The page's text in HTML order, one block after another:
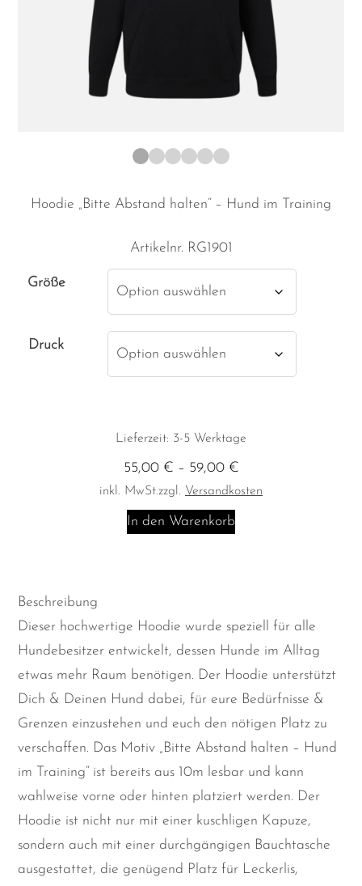
1 2 3 4 5 6
Hoodie „Bitte Abstand halten“ – Hund im Training
Artikelnr. RG1901
Größe
Druck
Lieferzeit: 3-5 Werktage
55,00 € – 59,00 €
inkl. MwSt.zzgl. Versandkosten
halten"
-
Hund
Training
Menge
In den Warenkorb
Beschreibung
Dieser hochwertige Hoodie wurde speziell für alle
Hundebesitzer entwickelt, dessen Hunde im Alltag
etwas mehr Raum benötigen. Der Hoodie unterstützt
Dich & Deinen Hund dabei, für eure Bedürfnisse &
Grenzen einzustehen und euch den nötigen Platz zu
verschaffen. Das Motiv „Bitte Abstand halten – Hund
im Training“ ist bereits aus 10m lesbar und kann
wahlweise vorne oder hinten platziert werden. Der
Hoodie ist nicht nur mit einer kuschligen Kapuze,
sondern auch mit einer durchgängigen Bauchtasche
ausgestattet, die genügend Platz für Leckerlis,